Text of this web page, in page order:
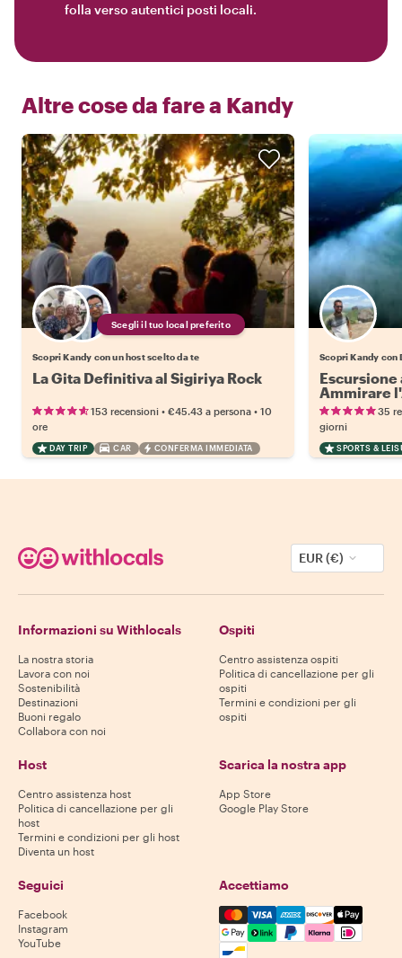
folla verso autentici posti locali.
Altre cose da fare a Kandy
Scegli il tuo local preferito
Scopri Kandy con un host scelto da te
La Gita Definitiva al Sigiriya Rock
153 recensioni • €45.43 a persona • 10
ore
DAY TRIP CAR CONFERMA IMMEDIATA
Scopri Kandy con
Escursione
Ammirare
35
giorni
SPORTS &
EUR (€)
Informazioni su Withlocals
La nostra storia
Lavora con noi
Sostenibilità
Destinazioni
Buoni regalo
Collabora con noi
Ospiti
Centro assistenza ospiti
Politica di cancellazione per gli
ospiti
Termini e condizioni per gli
ospiti
Host
Centro assistenza host
Politica di cancellazione per gli
host
Termini e condizioni per gli host
Diventa un host
Scarica la nostra app
App Store
Google Play Store
Seguici
Facebook
Instagram
YouTube
Accettiamo
Mastercard, Visa, Amex,